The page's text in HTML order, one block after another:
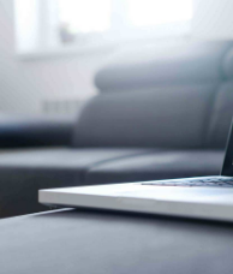
Tous les